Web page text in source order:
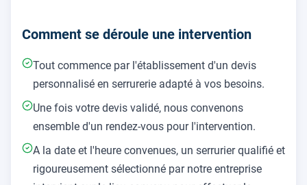
Comment se déroule une intervention
Tout commence par l'établissement d'un devis
personnalisé en serrurerie adapté à vos besoins.
Une fois votre devis validé, nous convenons
ensemble d'un rendez-vous pour l'intervention.
A la date et l'heure convenues, un serrurier qualifié et
rigoureusement sélectionné par notre entreprise